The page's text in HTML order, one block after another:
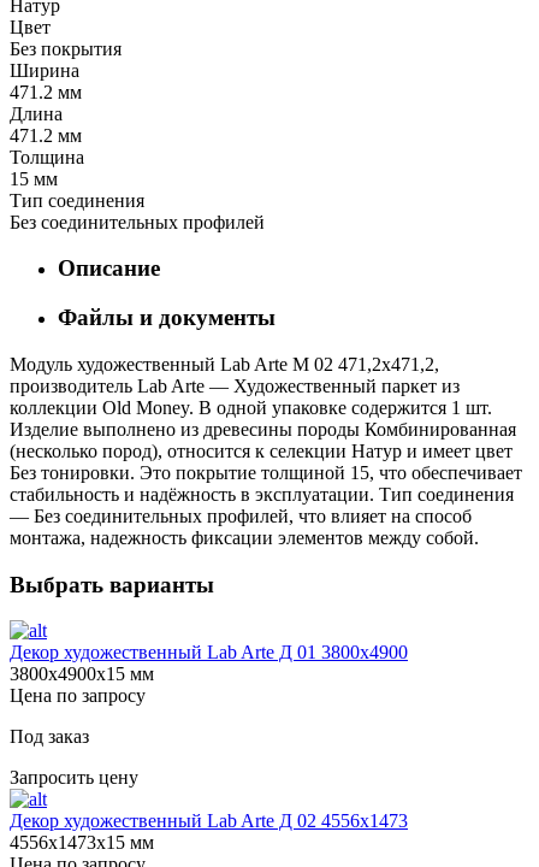
Натур
Цвет
Без покрытия
Ширина
471.2 мм
Длина
471.2 мм
Толщина
15 мм
Тип соединения
Без соединительных профилей
Описание
Файлы и документы
Модуль художественный Lab Arte М 02 471,2х471,2,
производитель Lab Arte — Художественный паркет из
коллекции Old Money. В одной упаковке содержится 1 шт.
Изделие выполнено из древесины породы Комбинированная
(несколько пород), относится к селекции Натур и имеет цвет
Без тонировки. Это покрытие толщиной 15, что обеспечивает
стабильность и надёжность в эксплуатации. Тип соединения
— Без соединительных профилей, что влияет на способ
монтажа, надежность фиксации элементов между собой.
Выбрать варианты
Декор художественный Lab Arte Д 01 3800х4900
3800х4900х15 мм
Цена по запросу
Под заказ
Запросить цену
Декор художественный Lab Arte Д 02 4556x1473
4556х1473х15 мм